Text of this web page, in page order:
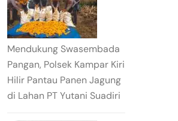
Mendukung Swasembada
Pangan, Polsek Kampar Kiri
Hilir Pantau Panen Jagung
di Lahan PT Yutani Suadiri